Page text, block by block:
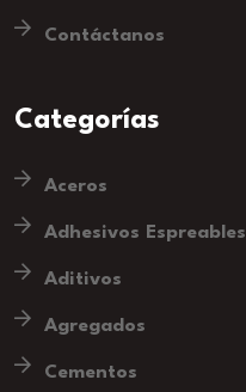
Contáctanos
Categorías
Aceros
Adhesivos Espreables
Aditivos
Agregados
Cementos